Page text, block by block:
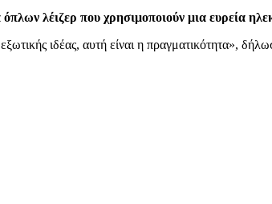
όπλων λέιζερ που χρησιμοποιούν μια ευρεία
ιδέας, αυτή είναι η πραγματικότητα»,